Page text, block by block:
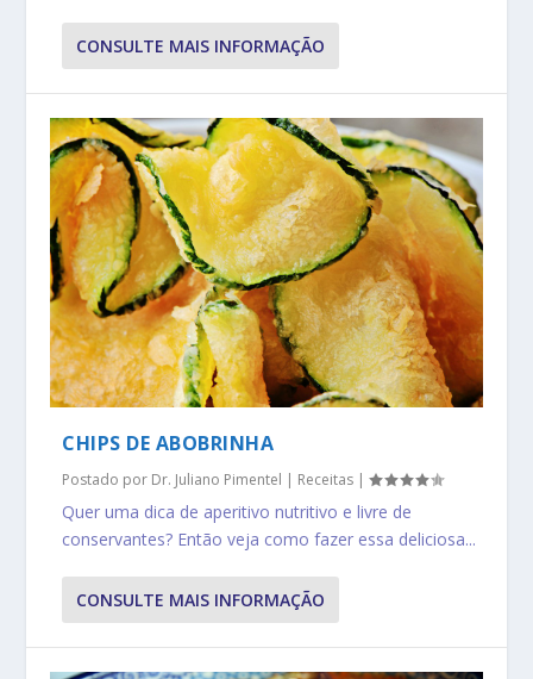
CONSULTE MAIS INFORMAÇÃO
CHIPS DE ABOBRINHA
Postado por Dr. Juliano Pimentel | Receitas |
Quer uma dica de aperitivo nutritivo e livre de
conservantes? Então veja como fazer essa deliciosa...
CONSULTE MAIS INFORMAÇÃO